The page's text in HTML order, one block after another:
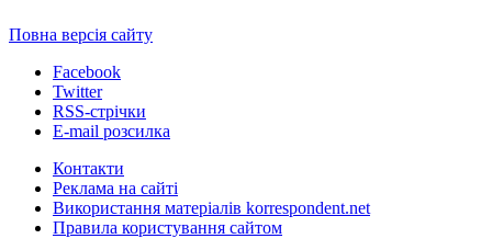
Повна версія сайту
Facebook
Twitter
RSS-стрічки
E-mail розсилка
Контакти
Реклама на сайті
Використання матеріалів korrespondent.net
Правила користування сайтом